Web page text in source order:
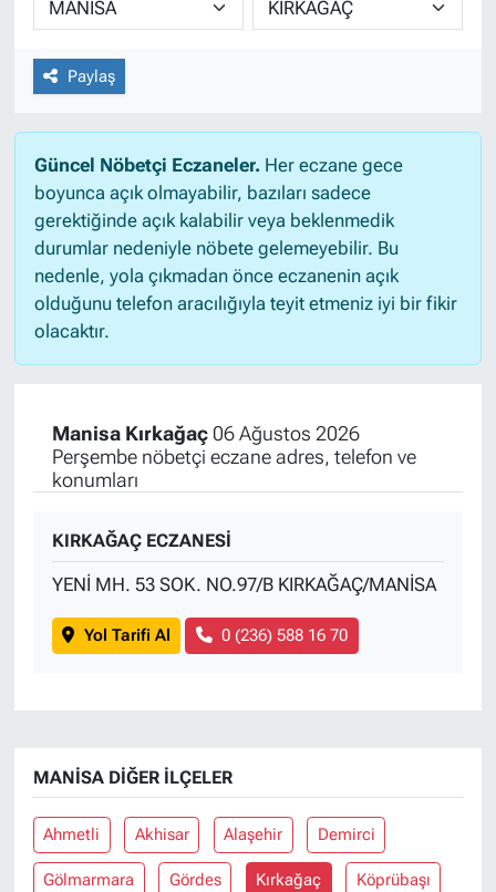
Paylaş
Güncel Nöbetçi Eczaneler.Her eczane gece
boyunca açık olmayabilir, bazıları sadece
gerektiğinde açık kalabilir veya beklenmedik
durumlar nedeniyle nöbete gelemeyebilir. Bu
nedenle, yola çıkmadan önce eczanenin açık
olduğunu telefon aracılığıyla teyit etmeniz iyi bir fikir
olacaktır.
Manisa Kırkağaç06 Ağustos 2026
Perşembe nöbetçi eczane adres, telefon ve
konumları
KIRKAĞAÇ ECZANESİ
YENİ MH. 53 SOK. NO.97/B KIRKAĞAÇ/MANİSA
Yol Tarifi Al 0 (236) 588 16 70
MANISA DIĞER İLÇELER
Ahmetli Akhisar Alaşehir Demirci
Gölmarmara Gördes Kırkağaç Köprübaşı